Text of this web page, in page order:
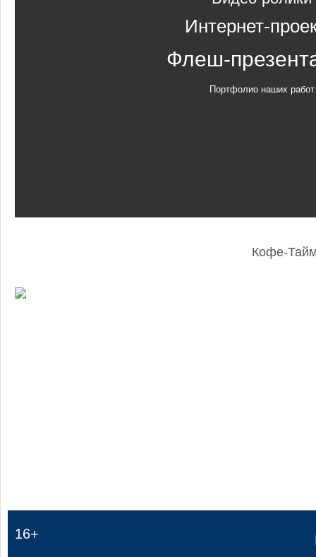
Интернет-
Флеш-
Портфолио наших работ
Кофе-
16+